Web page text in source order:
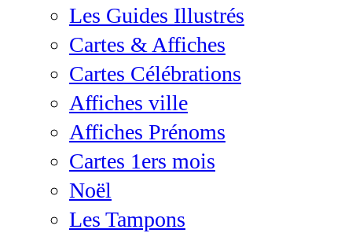
Les Guides Illustrés
Cartes & Affiches
Cartes Célébrations
Affiches ville
Affiches Prénoms
Cartes 1ers mois
Noël
Les Tampons